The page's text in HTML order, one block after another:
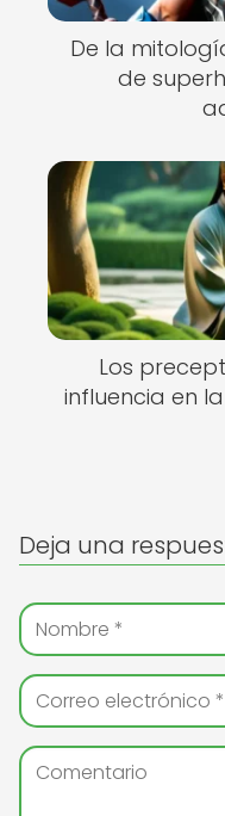
De la
de
Los
influencia en
Deja una